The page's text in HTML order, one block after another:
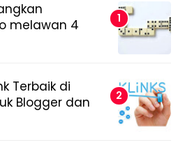
melawan 4
Terbaik di
Blogger dan